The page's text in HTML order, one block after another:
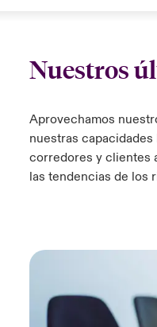
Nuestros
Aprovechamos
nuestras capacidades
corredores y clientes
las tendencias de los